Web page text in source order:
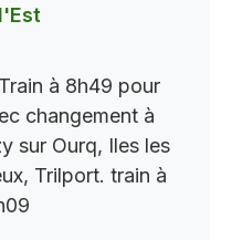
à 8h49 pour
changement à
sur Ourq, Iles les
Trilport. train à